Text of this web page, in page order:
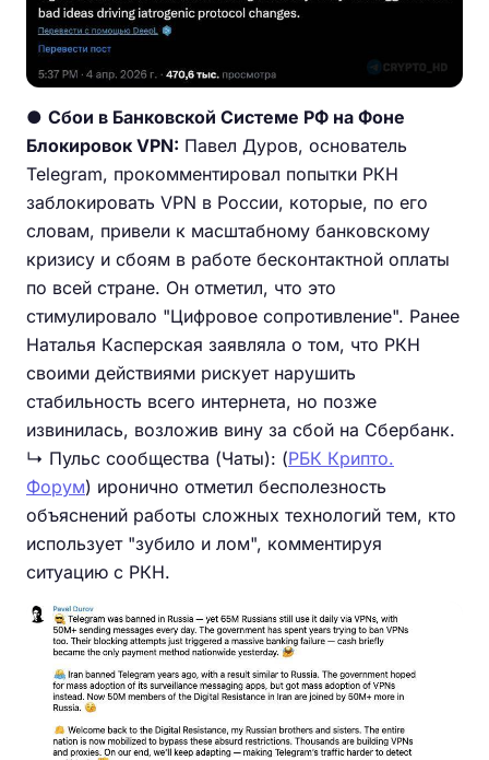
● Сбои в Банковской Системе РФ на Фоне
Блокировок VPN: Павел Дуров, основатель
Telegram, прокомментировал попытки РКН
заблокировать VPN в России, которые, по его
словам, привели к масштабному банковскому
кризису и сбоям в работе бесконтактной оплаты
по всей стране. Он отметил, что это
стимулировало "Цифровое сопротивление". Ранее
Наталья Касперская заявляла о том, что РКН
своими действиями рискует нарушить
стабильность всего интернета, но позже
извинилась, возложив вину за сбой на Сбербанк.
↳ Пульс сообщества (Чаты): (РБК Крипто.
Форум) иронично отметил бесполезность
объяснений работы сложных технологий тем, кто
использует "зубило и лом", комментируя
ситуацию с РКН.